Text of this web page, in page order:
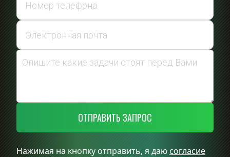
ОТПРАВИТЬ ЗАПРОС
Нажимая на кнопку отправить, я даюсогласие